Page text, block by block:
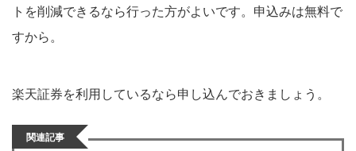
トを削減できるなら行った方がよいです。申込みは無料で
すから。
楽天証券を利用しているなら申し込んでおきましょう。
関連記事